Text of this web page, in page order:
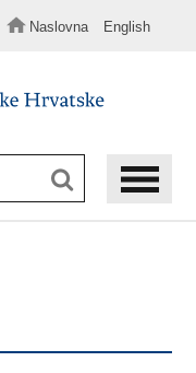
Naslovna English